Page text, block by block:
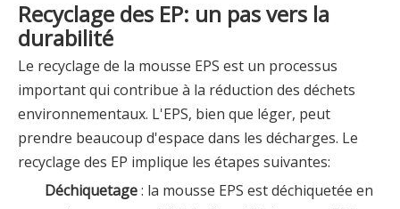
Recyclage des EP: un pas vers la
durabilité
Le recyclage de la mousse EPS est un processus
important qui contribue à la réduction des déchets
environnementaux. L'EPS, bien que léger, peut
prendre beaucoup d'espace dans les décharges. Le
recyclage des EP implique les étapes suivantes:
Déchiquetage: la mousse EPS est déchiquetée en